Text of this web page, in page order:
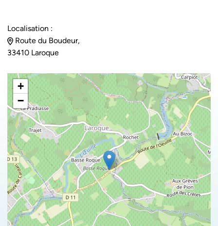
Localisation :
Route du Boudeur,
33410 Laroque
+
−